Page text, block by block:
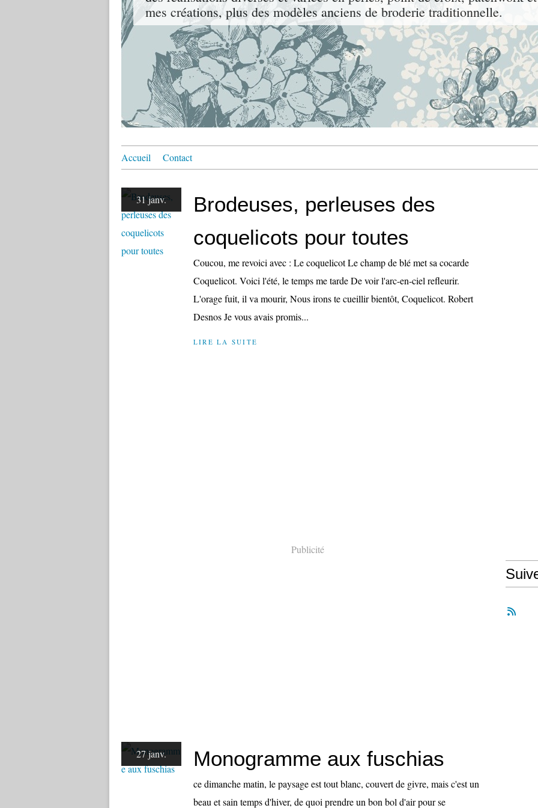
mes créations, plus des modèles anciens de broderie traditionnelle.
Accueil Contact
31 janv.
Brodeuses, perleuses des
coquelicots pour toutes
Coucou, me revoici avec : Le coquelicot Le champ de blé met sa cocarde
Coquelicot. Voici l'été, le temps me tarde De voir l'arc-en-ciel refleurir.
L'orage fuit, il va mourir, Nous irons te cueillir bientôt, Coquelicot. Robert
Desnos Je vous avais promis...
LIRE LA SUITE
Publicité
27 janv. Monogramme aux fuschias
ce dimanche matin, le paysage est tout blanc, couvert de givre, mais c'est un
beau et sain temps d'hiver, de quoi prendre un bon bol d'air pour se